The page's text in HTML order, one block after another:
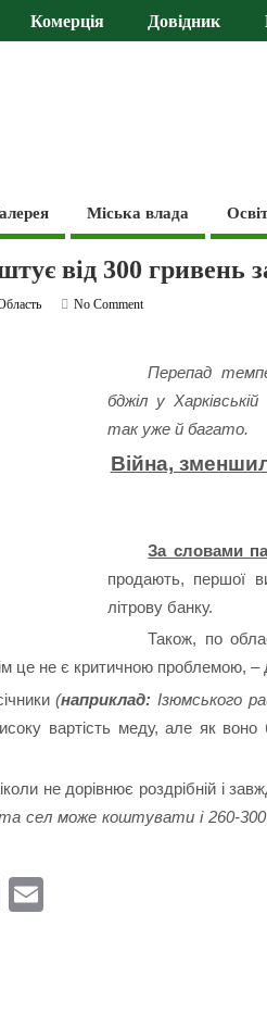
Комерція Довідник
Міська влада
від 300 гривень
No Comment
Перепад
бджіл у
так уже й багато.
Війна,
За словами
продають, першої
літрову банку.
Також, по
це не є критичною проблемою, –
(наприклад: Ізюмського
вартість меду, але як
не дорівнює роздрібній і
сел може коштувати і 260-300
Pr